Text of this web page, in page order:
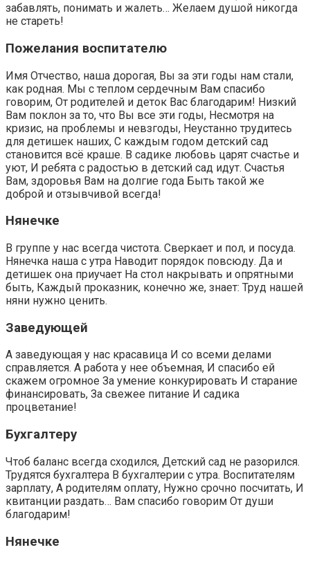
забавлять, понимать и жалеть… Желаем душой никогда
не стареть!
Пожелания воспитателю
Имя Отчество, наша дорогая, Вы за эти годы нам стали,
как родная. Мы с теплом сердечным Вам спасибо
говорим, От родителей и деток Вас благодарим! Низкий
Вам поклон за то, что Вы все эти годы, Несмотря на
кризис, на проблемы и невзгоды, Неустанно трудитесь
для детишек наших, С каждым годом детский сад
становится всё краше. В садике любовь царят счастье и
уют, И ребята с радостью в детский сад идут. Счастья
Вам, здоровья Вам на долгие года Быть такой же
доброй и отзывчивой всегда!
Нянечке
В группе у нас всегда чистота. Сверкает и пол, и посуда.
Нянечка наша с утра Наводит порядок повсюду. Да и
детишек она приучает На стол накрывать и опрятными
быть, Каждый проказник, конечно же, знает: Труд нашей
няни нужно ценить.
Заведующей
А заведующая у нас красавица И со всеми делами
справляется. А работа у нее объемная, И спасибо ей
скажем огромное За умение конкурировать И старание
финансировать, За свежее питание И садика
процветание!
Бухгалтеру
Чтоб баланс всегда сходился, Детский сад не разорился.
Трудятся бухгалтера В бухгалтерии с утра. Воспитателям
зарплату, А родителям оплату, Нужно срочно посчитать, И
квитанции раздать… Вам спасибо говорим От души
благодарим!
Нянечке